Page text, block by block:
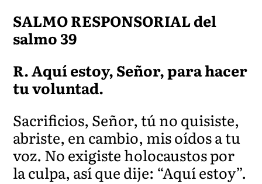
SALMO RESPONSORIAL del
salmo 39
R. Aquí estoy, Señor, para hacer
tu voluntad.
Sacrificios, Señor, tú no quisiste,
abriste, en cambio, mis oídos a tu
voz. No exigiste holocaustos por
la culpa, así que dije: “Aquí estoy”.